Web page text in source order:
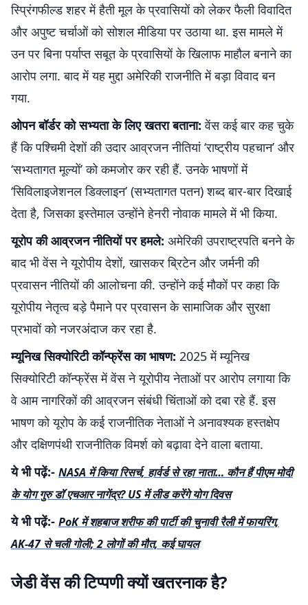
स्प्रिंगफील्ड शहर में हैती मूल के प्रवासियों को लेकर फैली विवादित
और अपुष्ट चर्चाओं को सोशल मीडिया पर उठाया था. इस मामले में
उन पर बिना पर्याप्त सबूत के प्रवासियों के खिलाफ माहौल बनाने का
आरोप लगा. बाद में यह मुद्दा अमेरिकी राजनीति में बड़ा विवाद बन
गया.
ओपन बॉर्डर को सभ्यता के लिए खतरा बताना: वेंस कई बार कह चुके
हैं कि पश्चिमी देशों की उदार आव्रजन नीतियां ‘राष्ट्रीय पहचान’ और
‘सभ्यतागत मूल्यों’ को कमजोर कर रही हैं. उनके भाषणों में
‘सिविलाइजेशनल डिक्लाइन’ (सभ्यतागत पतन) शब्द बार-बार दिखाई
देता है, जिसका इस्तेमाल उन्होंने हेनरी नोवाक मामले में भी किया.
यूरोप की आव्रजन नीतियों पर हमले: अमेरिकी उपराष्ट्रपति बनने के
बाद भी वेंस ने यूरोपीय देशों, खासकर ब्रिटेन और जर्मनी की
प्रवासन नीतियों की आलोचना की. उन्होंने कई मौकों पर कहा कि
यूरोपीय नेतृत्व बड़े पैमाने पर प्रवासन के सामाजिक और सुरक्षा
प्रभावों को नजरअंदाज कर रहा है.
म्यूनिख सिक्योरिटी कॉन्फ्रेंस का भाषण: 2025 में म्यूनिख
सिक्योरिटी कॉन्फ्रेंस में वेंस ने यूरोपीय नेताओं पर आरोप लगाया कि
वे आम नागरिकों की आव्रजन संबंधी चिंताओं को दबा रहे हैं. इस
भाषण को यूरोप के कई राजनीतिक नेताओं ने अनावश्यक हस्तक्षेप
और दक्षिणपंथी राजनीतिक विमर्श को बढ़ावा देने वाला बताया.
ये भी पढ़ें:- NASA में किया रिसर्च, हार्वर्ड से रहा नाता… कौन हैं पीएम मोदी
के योग गुरु डॉ एचआर नागेंद्र? US में लीड करेंगे योग दिवस
ये भी पढ़ें:- PoK में शहबाज शरीफ की पार्टी की चुनावी रैली में फायरिंग,
AK-47 से चली गोली; 2 लोगों की मौत, कई घायल
जेडी वेंस की टिप्पणी क्यों खतरनाक है?